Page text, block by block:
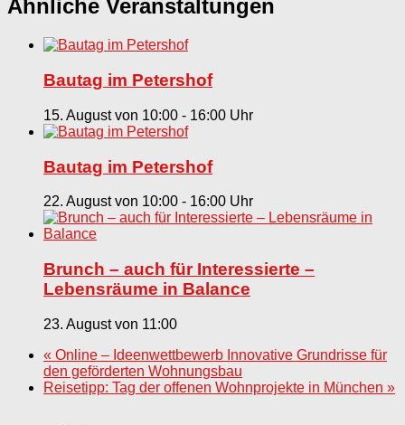
Ähnliche Veranstaltungen
Bautag im Petershof
15. August von 10:00 - 16:00
Bautag im Petershof
22. August von 10:00 - 16:00
Brunch – auch für Interessierte –
Lebensräume in Balance
23. August von 11:00
« Online – Ideenwettbewerb Innovative Grundrisse für
den geförderten Wohnungsbau
Reisetipp: Tag der offenen Wohnprojekte in München »